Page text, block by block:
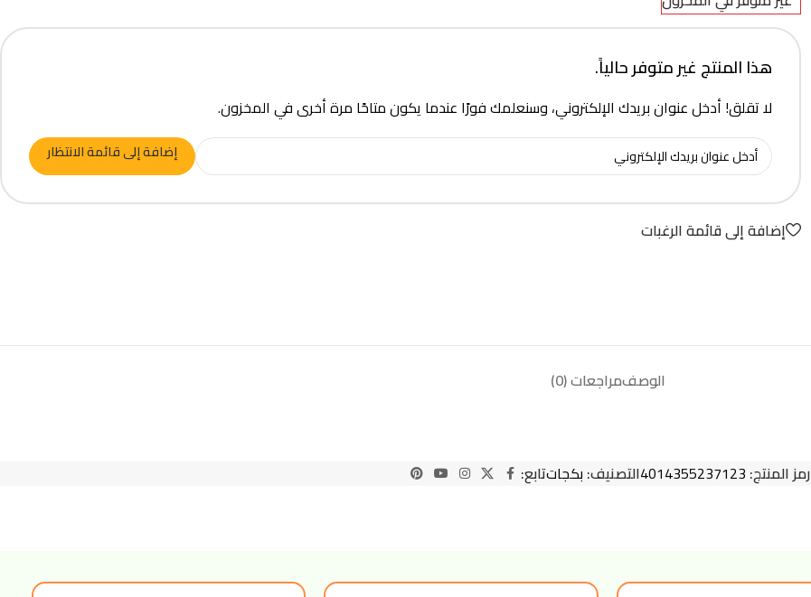
هذا المنتج غير متوفر حالياً.
لا تقلق! أدخل عنوان بريدك الإلكتروني، وسنعلمك فورًا عندما يكون متاحًا مرة أخرى في المخزون.
إضافة إلى قائمة الانتظار
إضافة إلى قائمة الرغبات
الوصفمراجعات (0)
رمز المنتج: 4014355237123التصنيف: بكجاتتابع: